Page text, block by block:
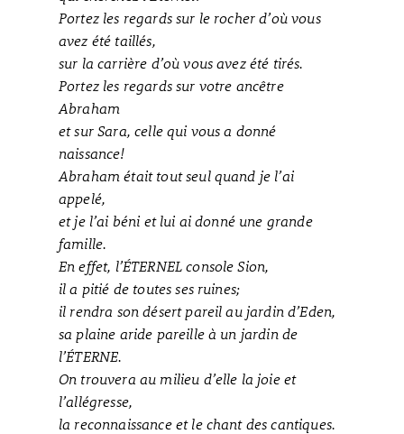
Portez les regards sur le rocher d’où vous
avez été taillés,
sur la carrière d’où vous avez été tirés.
Portez les regards sur votre ancêtre
Abraham
et sur Sara, celle qui vous a donné
naissance!
Abraham était tout seul quand je l’ai
appelé,
et je l’ai béni et lui ai donné une grande
famille.
En effet, l’ÉTERNEL console Sion,
il a pitié de toutes ses ruines;
il rendra son désert pareil au jardin d’Eden,
sa plaine aride pareille à un jardin de
l’ÉTERNE.
On trouvera au milieu d’elle la joie et
l’allégresse,
la reconnaissance et le chant des cantiques.